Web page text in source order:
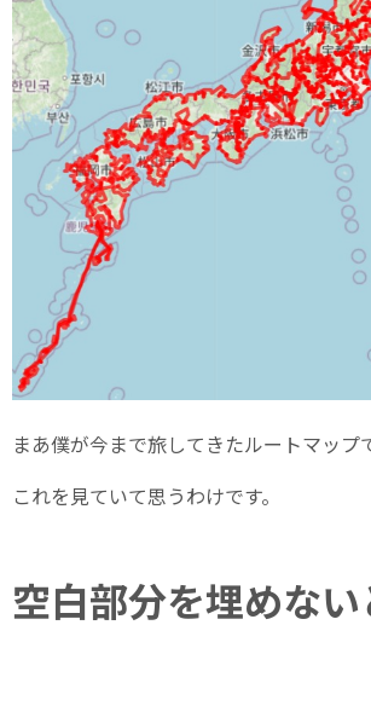
まあ僕が今まで旅してきたルートマップ
これを見ていて思うわけです。
空白部分を埋めない